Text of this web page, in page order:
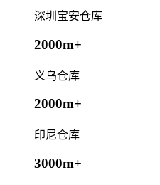
深圳宝安仓库
2000m+
义乌仓库
2000m+
印尼仓库
3000m+